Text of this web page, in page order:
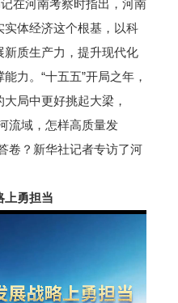
河南考察时指出，河南
体经济这个根基，以科
质生产力，提升现代化
力。“十五五”开局之年，
局中更好挑起大梁，
流域，怎样高质量发
卷？新华社记者专访了河
上勇担当